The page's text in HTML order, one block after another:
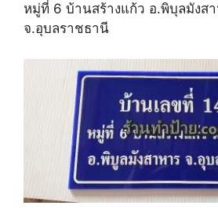
หมู่ที่ 6 บ้านสร้างแก้ว อ.พิบุลมังส
จ.อุบลราชธานี